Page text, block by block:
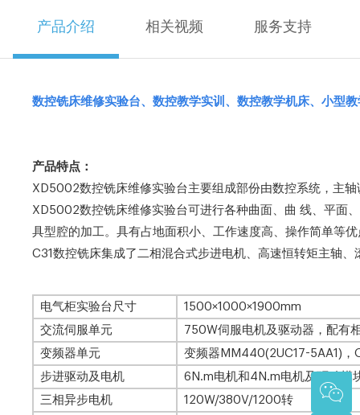
产品介绍 相关视频 服务支持
数控铣床维修实验台、数控教学实训、数控教学机床、小型
产品特点：
XD5002数控铣床维修实验台主要组成部份由数控系统，主
XD5002数控铣床维修实验台可进行各种曲面、曲 线、平面
具型腔的加工。具有占地面积小、工作速度高、操作简单等优
C31数控铣床集成了二相混合式步进电机、高速恒转矩主轴
电气柜实验台尺寸
1500×1000×1900mm
交流伺服单元
750W伺服电机及驱动器，配有
变频器单元
变频器MM440(2UC17-5AA1)，
步进驱动及电机
6N.m电机和4N.m电机及驱动模
三相异步电机
120W/380V/1200转